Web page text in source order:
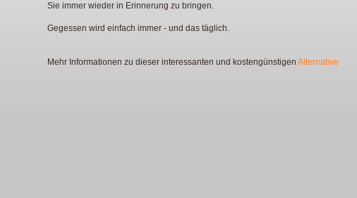
Sie immer wieder in Erinnerung zu bringen.
Gegessen wird einfach immer - und das täglich.
Mehr Informationen zu dieser interessanten und kostengünstigen Alternative